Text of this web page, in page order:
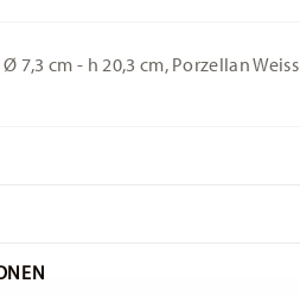
7,3 cm - h 20,3 cm, Porzellan Weiss